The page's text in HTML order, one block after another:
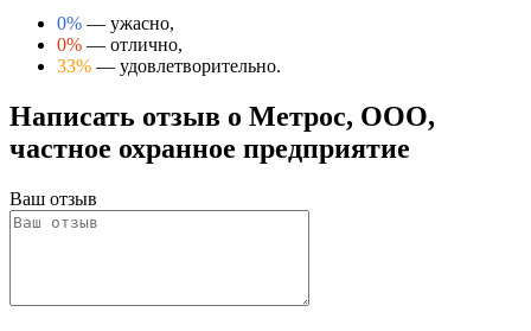
0% — ужасно,
0% — отлично,
33% — удовлетворительно.
Написать отзыв о Метрос, ООО,
частное охранное предприятие
Ваш отзыв